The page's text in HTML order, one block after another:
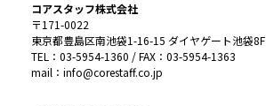
コアスタッフ株式会社
〒171-0022
東京都豊島区南池袋1-16-15 ダイヤゲート池袋8F
TEL：03-5954-1360 / FAX：03-5954-1363
mail：info@corestaff.co.jp